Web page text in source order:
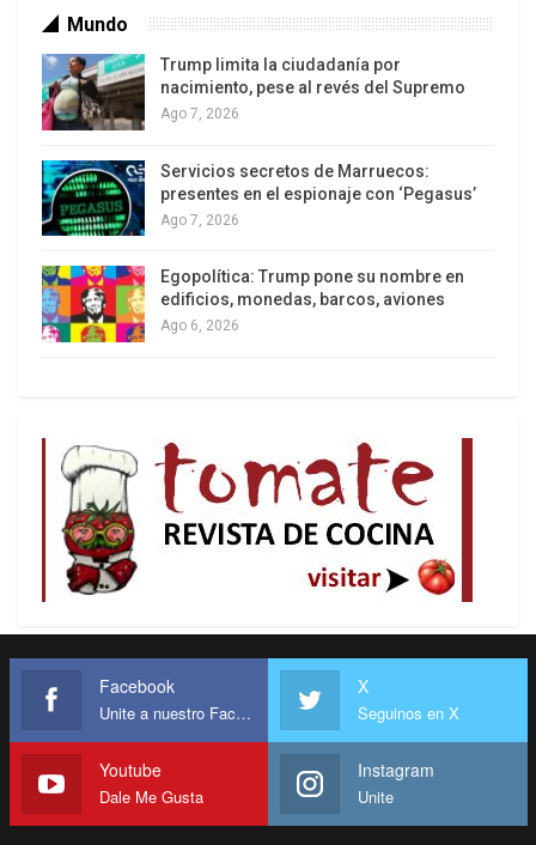
Los latinos le van dando la espalda a Trump
Mundo
Trump limita la ciudadanía por
nacimiento, pese al revés del Supremo
Ago 7, 2026
Servicios secretos de Marruecos:
presentes en el espionaje con ‘Pegasus’
Ago 7, 2026
Egopolítica: Trump pone su nombre en
edificios, monedas, barcos, aviones
Ago 6, 2026
Facebook
Unite a nuestro Facebook
X
Seguinos en X
Youtube
Dale Me Gusta
Instagram
Unite